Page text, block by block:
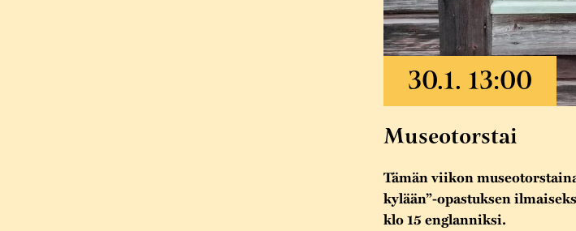
Museotorstai
Tämän viikon
kylään”-opastuksen
klo 15 englanniksi.